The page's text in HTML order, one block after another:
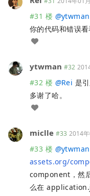
#31 楼 @ytwman
你的代码和错误看
ytwman #32
#32 楼 @Rei 是
多谢了哈。
miclle #33 2014
#33 楼 @ytwman
assets.org/
component，然
么在